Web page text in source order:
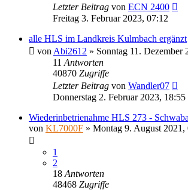
Letzter Beitrag von ECN 2400
Freitag 3. Februar 2023, 07:12
alle HLS im Landkreis Kulmbach ergänzt
von Abi2612 » Sonntag 11. Dezember
11 Antworten
40870 Zugriffe
Letzter Beitrag von Wandler07
Donnerstag 2. Februar 2023, 18:55
Wiederinbetrienahme HLS 273 -
von KL7000F » Montag 9. August 2021,
1
2
18 Antworten
48468 Zugriffe